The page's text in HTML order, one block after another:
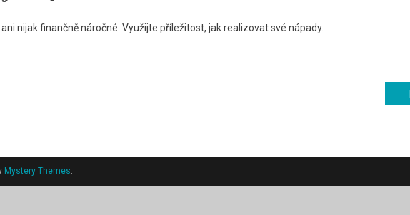
nijak finančně náročné. Využijte příležitost, jak realizovat své nápady.
Mystery Themes.